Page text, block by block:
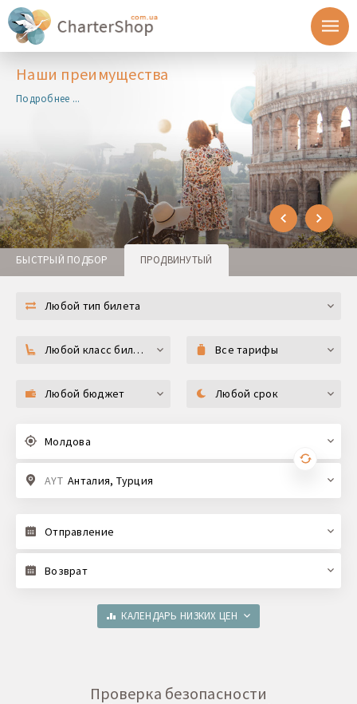
Наши преимущества
Подробнее ...
БЫСТРЫЙ ПОДБОР ПРОДВИНУТЫЙ
КАЛЕНДАРЬ НИЗКИХ ЦЕН
Любой тип билета
Любой класс билета Все тарифы
Любой бюджет Любой срок
Молдова
AYT Анталия, Турция
Отправление
Возврат
Проверка безопасности